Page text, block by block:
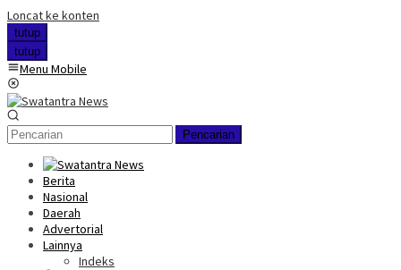
Loncat ke konten
tutup
tutup
Menu Mobile
Pencarian
Berita
Nasional
Daerah
Advertorial
Lainnya
Indeks